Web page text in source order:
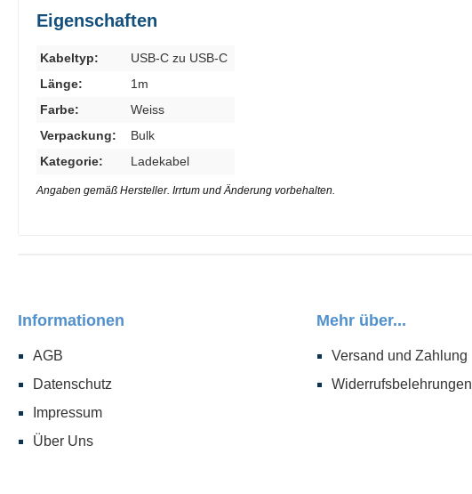
Eigenschaften
Kabeltyp:
USB-C zu USB-C
Länge:
1m
Farbe:
Weiss
Verpackung:
Bulk
Kategorie:
Ladekabel
Angaben gemäß Hersteller. Irrtum und Änderung vorbehalten.
Informationen
AGB
Datenschutz
Impressum
Über Uns
Mehr über...
Versand und Zahlung
Widerrufsbelehrungen